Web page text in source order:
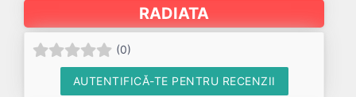
RADIATA
(0)
AUTENTIFICĂ-TE PENTRU RECENZII